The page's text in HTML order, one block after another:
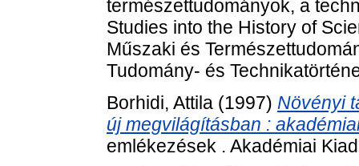
természettudományok, a
Studies into the History of
Műszaki és
Tudomány- és
Borhidi, Attila (1997) Növényi
új megvilágításban :
emlékezések . Akadémiai